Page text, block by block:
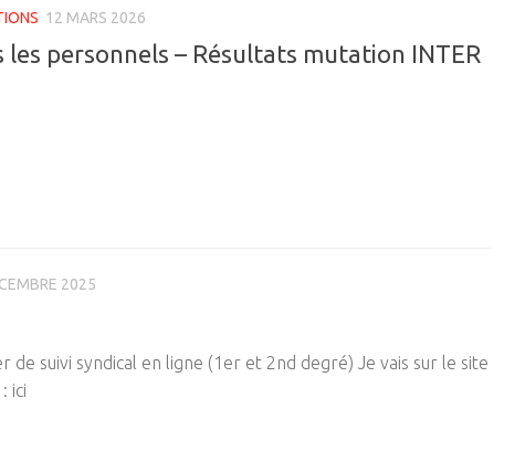
12 MARS 2026
personnels – Résultats mutation INTER
2025
de suivi syndical en ligne (1er et 2nd degré) Je vais sur le site
ici